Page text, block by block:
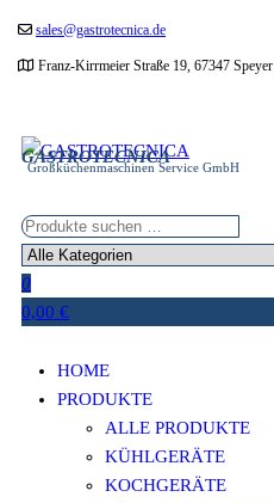
Zumsales@gastrotecnica.de
Franz-Kirrmeier Straße 19, 67347 Speyer
GASTROTECNICA
Großküchenmaschinen Service GmbH
0
0,00 €
HOME
PRODUKTE
ALLE PRODUKTE
KÜHLGERÄTE
KOCHGERÄTE